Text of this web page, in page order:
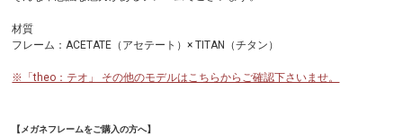
材質
フレーム：ACETATE（アセテート）× TITAN（チタン）
※「theo：テオ」 その他のモデルはこちらからご確認下さいませ。
【メガネフレームをご購入の方へ】